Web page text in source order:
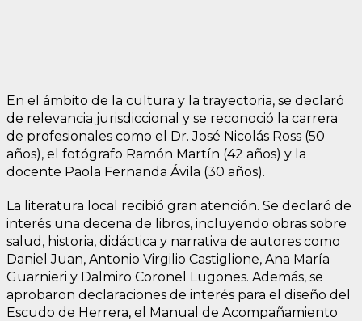
En el ámbito de la cultura y la trayectoria, se declaró
de relevancia jurisdiccional y se reconoció la carrera
de profesionales como el Dr. José Nicolás Ross (50
años), el fotógrafo Ramón Martín (42 años) y la
docente Paola Fernanda Ávila (30 años).
La literatura local recibió gran atención. Se declaró de
interés una decena de libros, incluyendo obras sobre
salud, historia, didáctica y narrativa de autores como
Daniel Juan, Antonio Virgilio Castiglione, Ana María
Guarnieri y Dalmiro Coronel Lugones. Además, se
aprobaron declaraciones de interés para el diseño del
Escudo de Herrera, el Manual de Acompañamiento